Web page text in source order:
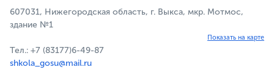
607031, Нижегородская область, г. Выкса, мкр. Мотмос,
здание №1
Показать на карте
Тел.: +7 (83177)6-49-87
shkola_gosu@mail.ru